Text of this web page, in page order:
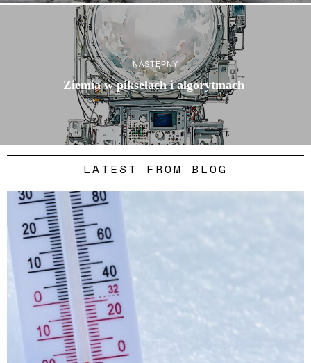
NASTĘPNY
Ziemia w pikselach i algorytmach
LATEST FROM BLOG